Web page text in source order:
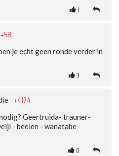
1
+58
je echt geen ronde verder in
3
+4174
Geertruida- trauner-
- beelen - wanatabe-
0